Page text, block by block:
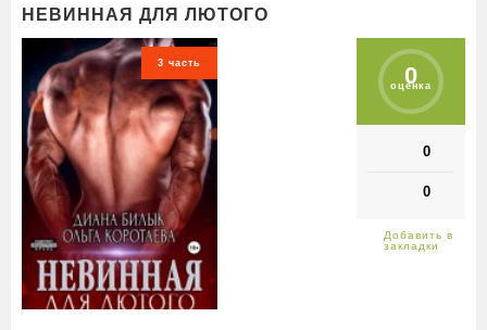
НЕВИННАЯ ДЛЯ ЛЮТОГО
3 часть 0
оценка
0
0